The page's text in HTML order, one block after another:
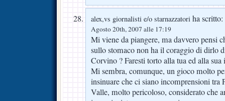
alex,vs giornalisti e/o starnazzatori ha scritto:
Agosto 20th, 2007 alle 17:19
Mi viene da piangere, ma davvero pensi
sullo stomaco non ha il coraggio di dirlo
Corvino ? Faresti torto alla tua ed alla sua
Mi sembra, comunque, un gioco molto
insinuare che ci siano incomprensioni
Valle, molto pericoloso, considerato che